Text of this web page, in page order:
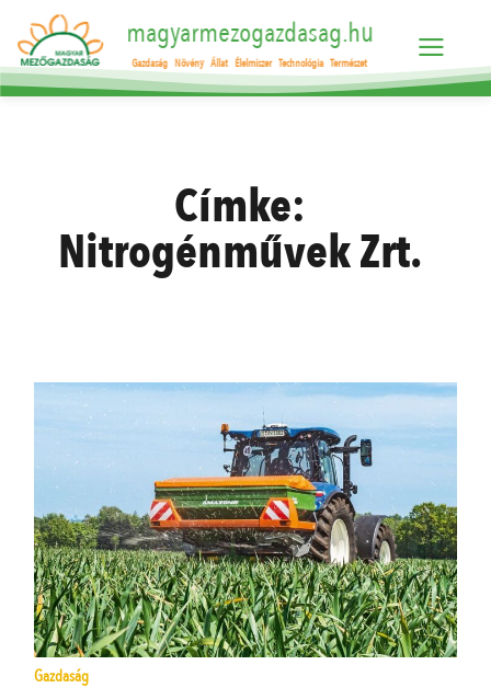
magyarmezogazdasag.hu
Gazdaság Növény Állat Élelmiszer Technológia Természet
Címke:
Nitrogénművek Zrt.
Gazdaság